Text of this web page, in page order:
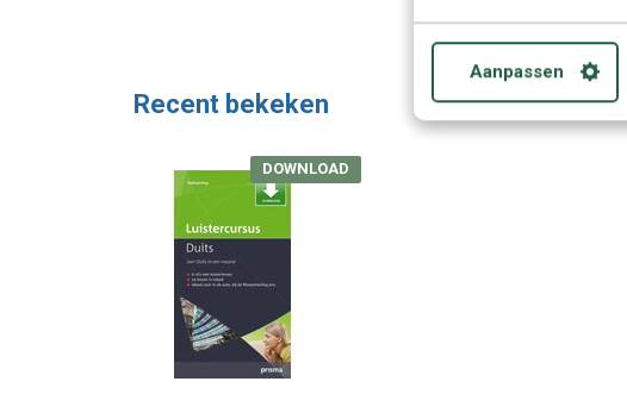
Aanpassen
Recent bekeken
DOWNLOAD